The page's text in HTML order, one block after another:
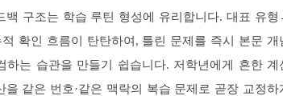
백 구조는 학습 루틴 형성에 유리합니다. 대표 유
확인 흐름이 탄탄하여, 틀린 문제를 즉시 본문 개
하는 습관을 만들기 쉽습니다. 저학년에게 흔한 계
을 같은 번호·같은 맥락의 복습 문제로 곧장 교정하